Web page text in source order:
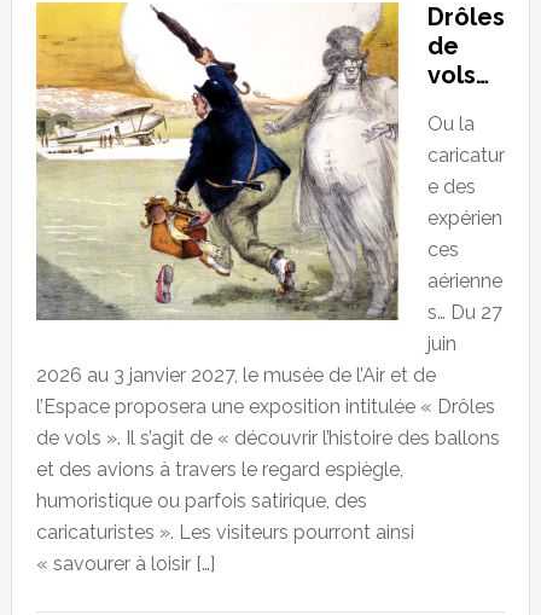
Drôles
de
vols…
Ou la
caricatur
e des
expérien
ces
aérienne
s… Du 27
juin
2026 au 3 janvier 2027, le musée de l’Air et de
l’Espace proposera une exposition intitulée « Drôles
de vols ». Il s’agit de « découvrir l’histoire des ballons
et des avions à travers le regard espiègle,
humoristique ou parfois satirique, des
caricaturistes ». Les visiteurs pourront ainsi
« savourer à loisir […]